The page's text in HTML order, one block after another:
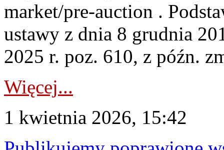
market/pre-auction .
ustawy z dnia 8 grudnia
2025 r. poz. 610, z późn.
Więcej...
1 kwietnia 2026, 15:42